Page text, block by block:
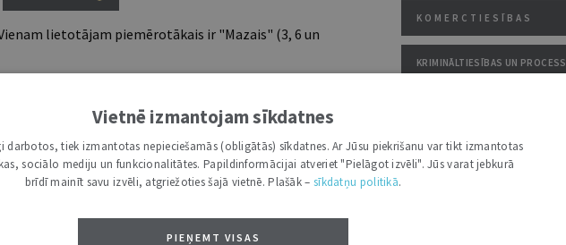
lietotājam piemērotākais ir "Mazais" (3, 6 un
autoru
grāmatžurnāli
citāti, mapes
KOMERCTIESĪBAS
KRIMINĀLTIESĪBAS UN PROCESS
ŽURNĀLU KATALOGS /
Vietnē izmantojam sīkdatnes
darbotos, tiek izmantotas nepieciešamās (obligātās) sīkdatnes. Ar Jūsu piekrišanu var tikt izmantotas
sociālo mediju un funkcionalitātes. Papildinformācijai atveriet "Pielāgot izvēli". Jūs varat jebkurā
brīdī mainīt savu izvēli, atgriežoties šajā vietnē. Plašāk – sīkdatņu politikā.
PIEŅEMT VISAS